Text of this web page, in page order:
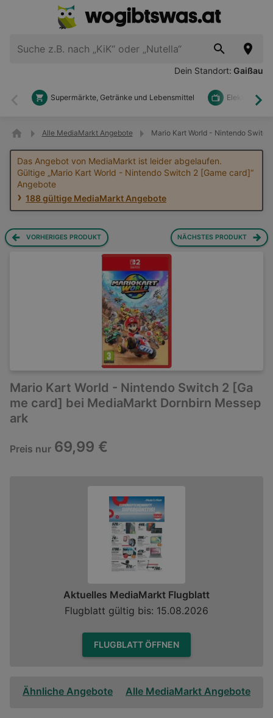
Dein Standort: Gaißau
Zurück
Supermärkte, Getränke und Lebensmittel Elektronik
Alle MediaMarkt Angebote Mario Kart World - Nintendo
Das Angebot von MediaMarkt ist leider abgelaufen.
Gültige „Mario Kart World - Nintendo Switch 2 [Game card]“
Angebote
188 gültige MediaMarkt Angebote
VORHERIGES PRODUKT NÄCHSTES PRODUKT
Mario Kart World - Nintendo Switch 2 [Ga
me card] bei MediaMarkt Dornbirn Messep
ark
Preis nur 69,99 €
Aktuelles MediaMarkt Flugblatt
Flugblatt gültig bis: 15.08.2026
FLUGBLATT ÖFFNEN
Ähnliche Angebote Alle MediaMarkt Angebote